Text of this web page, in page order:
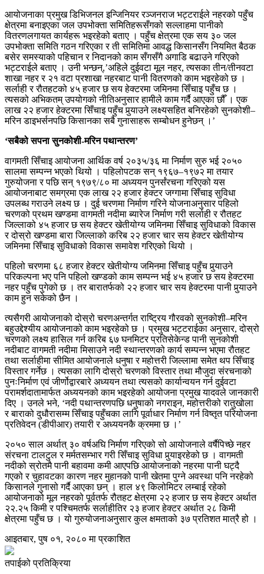
आयोजनाका प्रमुख डिभिजनल इन्जिनियर रञ्जनराज भट्टराईले नहरको पहुँच
क्षेत्रमा बनाइएका जल उपभोक्ता समितिहरूसँगको सल्लाहमा पानीको
वितरणलगायत कार्यहरू भइरहेको बताए । पहुँच क्षेत्रमा एक सय ३० जल
उपभोक्ता समिति गठन गरिएका र ती समितिमा आवद्ध किसानसँग नियमित बैठक
बसेर समस्याको पहिचान र निदानको काम सँगसँगै अगाडि बढाउने गरिएको
भट्टराईले बताए । उनी भन्छन्,’अहिले दुईवटा मूल नहर, त्यसका तीन/तीनवटा
शाखा नहर र २१ वटा प्रशाखा नहरबाट पानी वितरणको काम भइरहेको छ ।
सर्लाही र रौतहटको ४५ हजार छ सय हेक्टरमा जमिनमा सिँचाइ पहुँच छ ।
त्यसको अभिकतम् उपयोगको नीतिअनुसार हामीले काम गर्दै आएका छौँ । एक
लाख २२ हजार हेक्टरमा सिँचाइ पहुँच पुर्‍याउने लक्ष्यसहित बनिरहेको सुनकोशी–
मरिन डाइभर्सनपछि किसानका सबै गुनासाहरू सम्बोधन हुनेछन् ।’
‘सबैको सपना सुनकोशी-मरिन पथान्तरण’
वागमती सिँचाइ आयोजना आर्थिक वर्ष २०३५/३६ मा निर्माण सुरु भई २०५०
सालमा सम्पन्न भएको थियो । पहिलोपटक सन् १९६७–१९७२ मा तयार
गुरुयोजना र पछि सन् १९७९/८० मा अध्ययन पुनर्संरचना गरिएको यस
आयोजनाबाट समग्रमा एक लाख २२ हजार हेक्टर जग्गामा सिँचाइ सुविधा
उपलब्ध गराउने लक्ष्य छ । दुई चरणमा निर्माण गरिने योजनाअनुसार पहिलो
चरणको प्रथम खण्डमा वागमती नदीमा ब्यारेज निर्माण गरी सर्लाही र रौतहट
जिल्लाको ४५ हजार छ सय हेक्टर खेतीयोग्य जमिनमा सिँचाइ सुविधाको विकास
र दोस्रो खण्डमा बारा जिल्लाको करिब २२ हजार चार सय हेक्टर खेतीयोग्य
जमिनमा सिँचाइ सुविधाको विकास समावेश गरिएको थियो ।
पहिलो चरणमा ६८ हजार हेक्टर खेतीयोग्य जमिनमा सिँचाइ पहुँच पुर्‍याउने
परिकल्पना भए पनि पहिलो खण्डको काम सम्पन्न भई ४५ हजार छ सय हेक्टरमा
नहर पहुँच पुगेको छ । तर बारातर्फको २२ हजार चार सय हेक्टरमा पानी पुर्‍याउने
काम हुन सकेको छैन ।
त्यसैगरी आयोजनाको दोस्रो चरणअन्तर्गत राष्ट्रिय गौरवको सुनकोशी–मरिन
बहुउद्देश्यीय आयोजनाको काम भइरहेको छ । प्रमुख भट्टराईका अनुसार, दोस्रो
चरणको लक्ष्य हासिल गर्न करिब ६७ घनमिटर प्रतिसेकेन्ड पानी सुनकोशी
नदीबाट वागमती नदीमा मिसाउने नदी स्थान्तरणको कार्य सम्पन्न भएमा रौतहट
तथा सर्लाहीमा सीमित आयोजनाले धनुषा र महोत्तरी जिल्लामा समेत थप सिँचाइ
विस्तार गर्नेछ । त्यसका लागि दोस्रो चरणको विस्तार तथा मौजुदा संरचनाको
पुनःनिर्माण एवं जीर्णोद्वारबारे अध्ययन तथा त्यसको कार्यान्वयन गर्न दुईवटा
परामर्शदातामार्फत अध्ययनको काम भइरहेको आयोजना प्रमुख यादवले जानकारी
दिए । उनले भने, ‘नदी पथान्तरणपछि धनुषाको नगराइन, महोत्तरीको रातुखोला
र बाराको दुधौरासम्म सिँचाइ पहुँचका लागि पूर्वाधार निर्माण गर्न विष्तृत परियोजना
प्रतिवेदन (डीपीआर) तयारी र अध्ययनकै क्रममा छ ।’
२०५० साल अर्थात् ३० वर्षअघि निर्माण गरिएको सो आयोजनाले वर्षैपिच्छे नहर
संरचना टालटुल र मर्मतसम्भार गरी सिँचाइ सुविधा पुर्‍याइरहेको छ । वागमती
नदीको स्रोतमै पानी बहावमा कमी आएपछि आयोजनाको नहरमा पानी घट्दै
गएको र चुहावटका कारण नहर मुहानको पानी खेतमा पुग्ने अवस्था पनि नरहेको
किसानले गुनासो गर्दै आएका छन् । हाल ४९ किलोमिटर लम्बाई रहेको
आयोजनाको मूल नहरको पूर्वतर्फ रौतहट क्षेत्रमा २२ हजार छ सय हेक्टर अर्थात
२२.२५ किमी र पश्चिमतर्फ सर्लाहीतिर २३ हजार हेक्टर अर्थात २८ किमी
क्षेत्रमा पहुँच छ । यो गुरुयोजनाअनुसार कुल क्षमताको ३७ प्रतिशत मात्रै हो ।
आइतबार, पुष ०१, २०८० मा प्रकाशित
तपाईको प्रतिक्रिया